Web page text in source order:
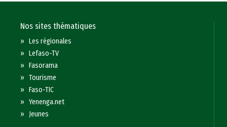
Nos sites thématiques
»Les régionales
»Lefaso-TV
»Fasorama
»Tourisme
»Faso-TIC
»Yenenga.net
» Jeunes